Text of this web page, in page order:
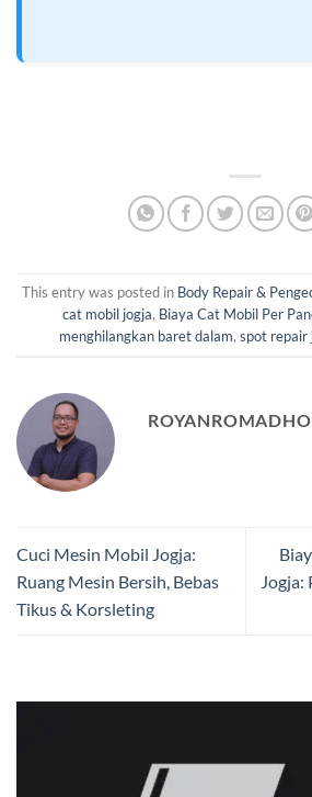
This entry was posted in Body Repair &
cat mobil jogja, Biaya Cat Mobil Per
menghilangkan baret dalam, spot repair
Cuci Mesin Mobil Jogja:
Ruang Mesin Bersih, Bebas
Tikus & Korsleting